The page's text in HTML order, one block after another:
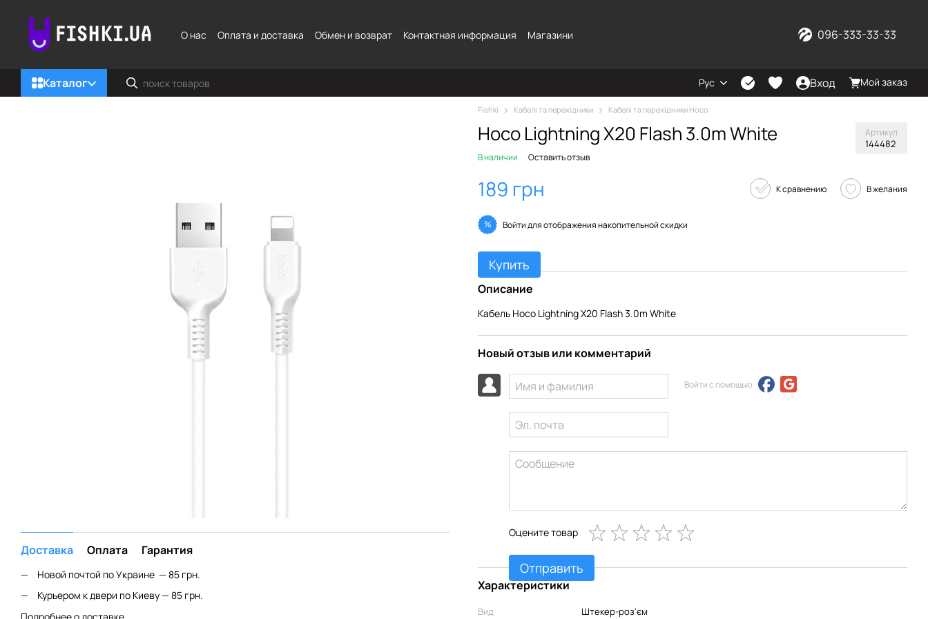
О нас
Оплата и доставка Обмен и возврат Контактная информация Магазини 096-333-33-33
Каталог Рус Вход Мой заказ
Доставка Оплата Гарантия
Новой почтой по Украине — 85 грн.
Курьером к двери по Киеву — 85 грн.
Fishki Кабелі та перехідники Кабелі та перехідники Hoco
Hoco Lightning X20 Flash 3.0m White Артикул
144482
В наличии Оставить отзыв
189 грн К сравнению В желания
% Войтидля отображения накопительной скидки
Купить
Описание
Кабель Hoco Lightning X20 Flash 3.0m White
Новый отзыв или комментарий
Войти с помощью
Оцените товар
Отправить
Характеристики
Вид Штекер-роз'єм